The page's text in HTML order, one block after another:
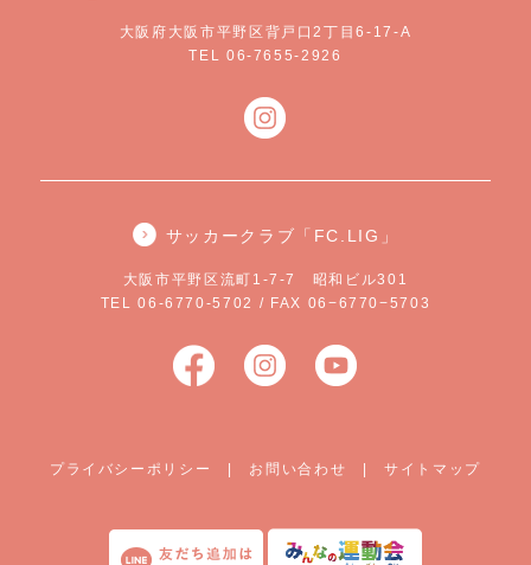
大阪府大阪市平野区背戸口2丁目6-17-A
TEL 06-7655-2926
サッカークラブ「FC.LIG」
大阪市平野区流町1-7-7 昭和ビル301
TEL 06-6770-5702 / FAX 06−6770−5703
プライバシーポリシー お問い合わせ |サイトマップ